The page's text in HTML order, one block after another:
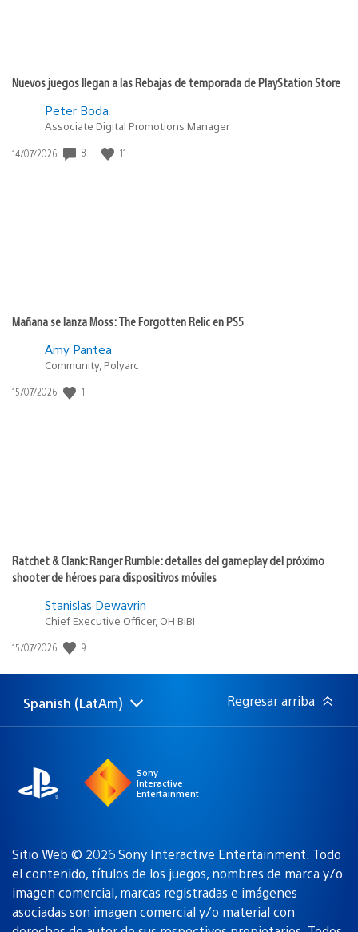
Nuevos juegos llegan a las Rebajas de temporada de PlayStation Store
Peter Boda
Associate Digital Promotions Manager
Fecha
14/07/2026 8 11
Mañana se lanza Moss: The Forgotten Relic en PS5
Amy Pantea
Community, Polyarc
Fecha
15/07/2026 1
Ratchet & Clank: Ranger Rumble: detalles del gameplay del próximo
shooter de héroes para dispositivos móviles
Stanislas Dewavrin
Chief Executive Officer, OH BIBI
Fecha
publicación:
15/07/2026 9
Elige
una
Región
actual:
Spanish (LatAm) Regresar arriba
Sony
Interactive
Entertainment
Sitio Web © 2026 Sony Interactive Entertainment. Todo
el contenido, títulos de los juegos, nombres de marca y/o
imagen comercial, marcas registradas e imágenes
asociadas son imagen comercial y/o material con